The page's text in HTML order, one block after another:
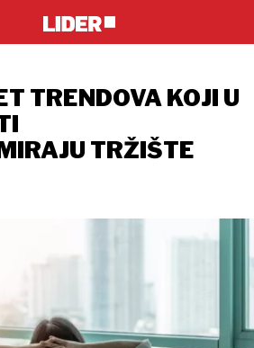
TRENDOVA KOJI U
TRŽIŠTE